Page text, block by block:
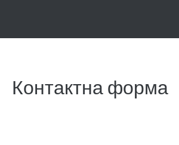
Контактна форма